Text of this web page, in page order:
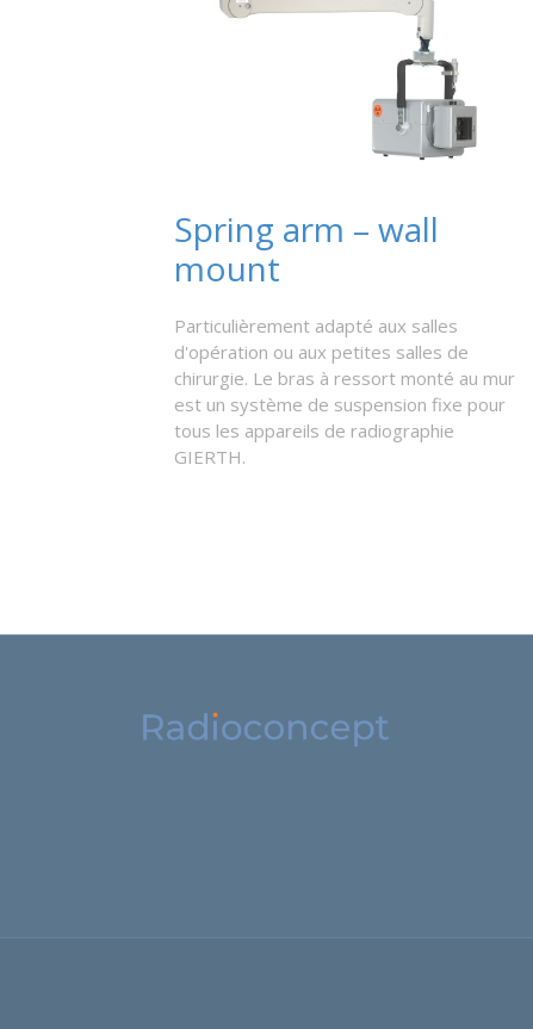
Spring arm – wall
mount
Particulièrement adapté aux salles
d'opération ou aux petites salles de
chirurgie. Le bras à ressort monté au mur
est un système de suspension fixe pour
tous les appareils de radiographie
GIERTH.